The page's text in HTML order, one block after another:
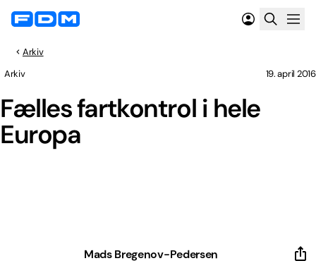
Arkiv
Fælles fartkontrol i hele
Europa
Arkiv 19. april 2016
Mads Bregenov-Pedersen